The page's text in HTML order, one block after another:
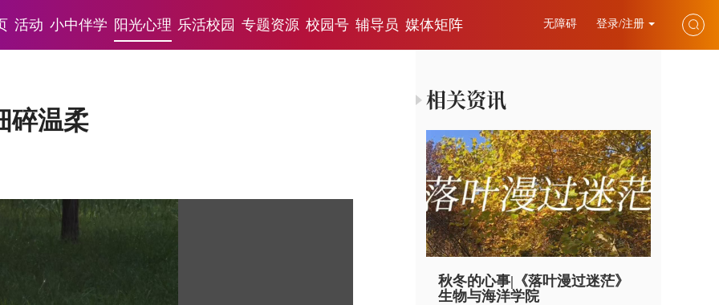
活动 小中伴学 阳光心理 乐活校园 专题资源 校园号 辅导员 媒体矩阵 无障碍 登录/注册
碎温柔
相关资讯
秋冬的心事|《落叶漫过迷茫》
生物与海洋学院